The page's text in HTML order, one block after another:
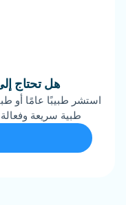
هل تحتاج
استشر طبيبًا عامًا أو
طبية سريعة